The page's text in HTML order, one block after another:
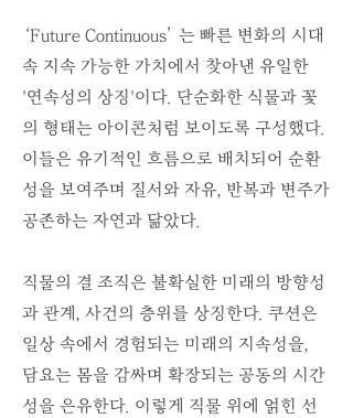
‘Future Continuous’ 는 빠른 변화의 시대
속 지속 가능한 가치에서 찾아낸 유일한
'연속성의 상징'이다. 단순화한 식물과 꽃
의 형태는 아이콘처럼 보이도록 구성했다.
이들은 유기적인 흐름으로 배치되어 순환
성을 보여주며 질서와 자유, 반복과 변주가
공존하는 자연과 닮았다.
직물의 결 조직은 불확실한 미래의 방향성
과 관계, 사건의 층위를 상징한다. 쿠션은
일상 속에서 경험되는 미래의 지속성을,
담요는 몸을 감싸며 확장되는 공동의 시간
성을 은유한다. 이렇게 직물 위에 얽힌 선